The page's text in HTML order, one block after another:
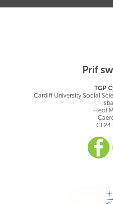
Prif
TGP
Cardiff University Social
Heol
CF24